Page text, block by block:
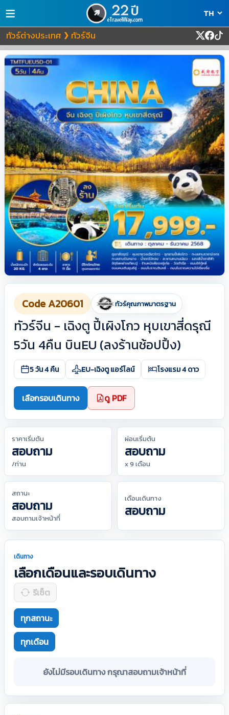
≡
ทัวร์ต่างประเทศ ❯ ทัวร์จีน
Code A20601 ทัวร์คุณภาพมาตรฐาน
ทัวร์จีน - เฉิงตู ปี้เผิงโกว หุบเขาสี่ดรุณี
5วัน 4คืน บินEU (ลงร้านช้อปปิ้ง)
5 วัน 4 คืน EU-เฉิงตู แอร์ไลน์ โรงแรม 4 ดาว
เลือกรอบเดินทาง ดู PDF
ราคาเริ่มต้น
สอบถาม
/ท่าน
ผ่อนเริ่มต้น
สอบถาม
x 9 เดือน
สถานะ
สอบถาม
สอบถามเจ้าหน้าที่
เดือนเดินทาง
สอบถาม
เดินทาง
เลือกเดือนและรอบเดินทาง
รีเซ็ต
ทุกสถานะ
ทุกเดือน
ยังไม่มีรอบเดินทาง กรุณาสอบถามเจ้าหน้าที่